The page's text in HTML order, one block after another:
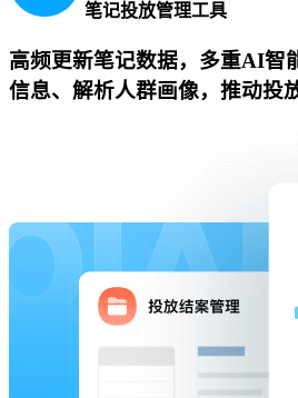
笔记投放管理工具
高频更新笔记数据，多重AI智
信息、解析人群画像，推动投